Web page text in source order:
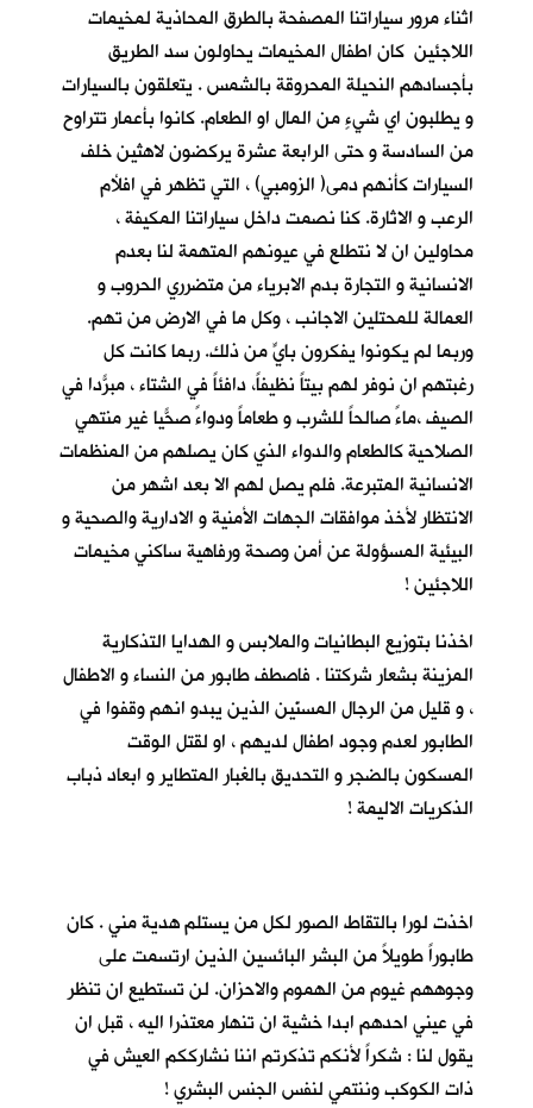
اثناء مرور سياراتنا المصفحة بالطرق المحاذية لمخيمات
اللاجئين كان اطفال المخيمات يحاولون سد الطريق
بأجسادهم النحيلة المحروقة بالشمس . يتعلقون بالسيارات
و يطلبون اي شيءٍ من المال او الطعام. كانوا بأعمار تتراوح
من السادسة و حتى الرابعة عشرة يركضون لاهثين خلف
السيارات كأنهم دمى( الزومبي) ، التي تظهر في افلأم
الرعب و الاثارة. كنا نصمت داخل سياراتنا المكيفة ،
محاولين ان لا نتطلع في عيونهم المتهمة لنا بعدم
الانسانية و التجارة بدم الابرياء من متضرري الحروب و
العمالة للمحتلين الاجانب ، وكل ما في الارض من تهم.
وربما لم يكونوا يفكرون بايٍّ من ذلك. ربما كانت كل
رغبتهم ان نوفر لهم بيتاً نظيفاً، دافئاً في الشتاء ، مبرّداً في
الصيف ،ماءً صالحاً للشرب و طعاماً ودواءً صحّياً غير منتهي
الصلاحية كالطعام والدواء الذي كان يصلهم من المنظمات
الانسانية المتبرعة. فلم يصل لهم الا بعد اشهر من
الانتظار لأخذ موافقات الجهات الأمنية و الادارية والصحية و
البيئية المسؤولة عن أمن وصحة ورفاهية ساكني مخيمات
اللاجئين !
اخذنا بتوزيع البطانيات والملابس و الهدايا التذكارية
المزينة بشعار شركتنا . فاصطف طابور من النساء و الاطفال
، و قليل من الرجال المسنّين الذين يبدو انهم وقفوا في
الطابور لعدم وجود اطفال لديهم ، او لقتل الوقت
المسكون بالضجر و التحديق بالغبار المتطاير و ابعاد ذباب
الذكريات الاليمة !
اخذت لورا بالتقاط الصور لكل من يستلم هدية مني . كان
طابوراً طويلاً من البشر البائسين الذين ارتسمت على
وجوههم غيوم من الهموم والاحزان. لن تستطيع ان تنظر
في عيني احدهم ابدا خشية ان تنهار معتذرا اليه ، قبل ان
يقول لنا : شكراً لأنكم تذكرتم اننا نشارككم العيش في
ذات الكوكب وننتمي لنفس الجنس البشري !